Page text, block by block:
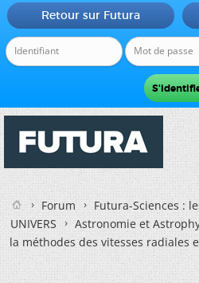
Retour sur Futura
Forum
Futura-Sciences :
UNIVERS
Astronomie et
la méthodes des vitesses radiales